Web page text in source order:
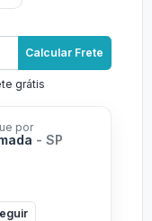
Calcular Frete
grátis
por
- SP